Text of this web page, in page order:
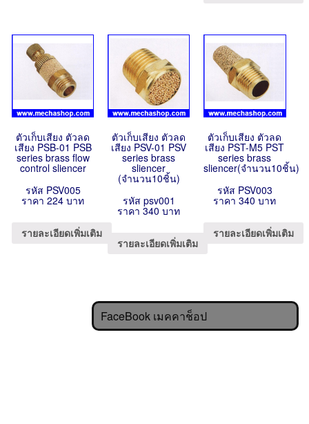
ตัวเก็บเสียง ตัวลด
เสียง PSB-01 PSB
series brass flow
control sliencer
รหัส PSV005
ราคา 224 บาท
รายละเอียดเพิ่มเติม
ตัวเก็บเสียง ตัวลด
เสียง PSV-01 PSV
series brass
sliencer
(จำนวน10ชิ้น)
รหัส psv001
ราคา 340 บาท
รายละเอียดเพิ่มเติม
ตัวเก็บเสียง ตัวลด
เสียง PST-M5 PST
series brass
sliencer(จำนวน10ชิ้น)
รหัส PSV003
ราคา 340 บาท
รายละเอียดเพิ่มเติม
FaceBook เมคคาช็อป